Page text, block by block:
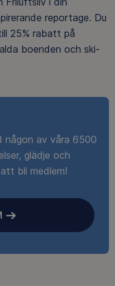
reportage. Du
25% rabatt på
boenden och ski-
någon av våra 6500
glädje och
bli medlem!